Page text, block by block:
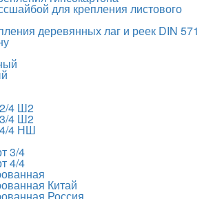
для крепления листового
деревянных лаг и реек DIN 571
4 Ш2
4 Ш2
4 НШ
3/4
4/4
Китай